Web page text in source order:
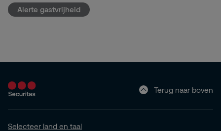
Alerte gastvrijheid
Terug naar boven
Selecteer land en taal